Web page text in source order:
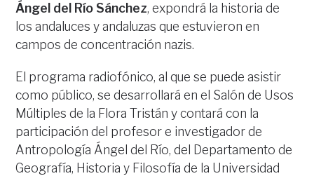
Ángel del Río Sánchez, expondrá la historia de
los andaluces y andaluzas que estuvieron en
campos de concentración nazis.
El programa radiofónico, al que se puede asistir
como público, se desarrollará en el Salón de Usos
Múltiples de la Flora Tristán y contará con la
participación del profesor e investigador de
Antropología Ángel del Río, del Departamento de
Geografía, Historia y Filosofía de la Universidad